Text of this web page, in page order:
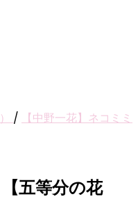
/
【中野一花】ネコミミ
五等分の花